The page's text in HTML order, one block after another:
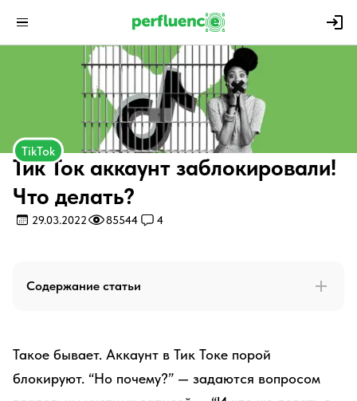
TikTok
Тик Ток аккаунт заблокировали!
Что делать?
29.03.2022 85544 4
Содержание статьи
Такое бывает. Аккаунт в Тик Токе порой
блокируют. “Но почему?” — задаются вопросом